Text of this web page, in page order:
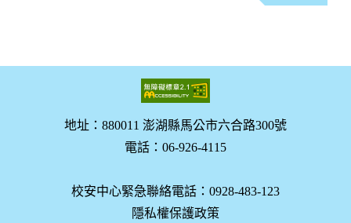
地址：880011 澎湖縣馬公市六合路300號
電話：06-926-4115
校安中心緊急聯絡電話：0928-483-123
隱私權保護政策